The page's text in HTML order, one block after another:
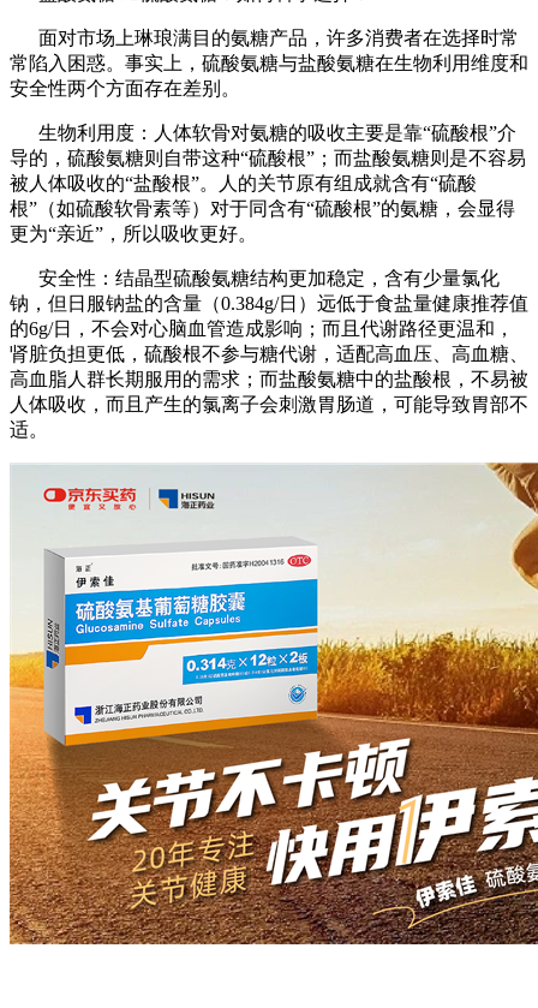
面对市场上琳琅满目的氨糖产品，许多消费者在选择时常
常陷入困惑。事实上，硫酸氨糖与盐酸氨糖在生物利用维度和
安全性两个方面存在差别。
生物利用度：人体软骨对氨糖的吸收主要是靠“硫酸根”介
导的，硫酸氨糖则自带这种“硫酸根”；而盐酸氨糖则是不容易
被人体吸收的“盐酸根”。人的关节原有组成就含有“硫酸
根”（如硫酸软骨素等）对于同含有“硫酸根”的氨糖，会显得
更为“亲近”，所以吸收更好。
安全性：结晶型硫酸氨糖结构更加稳定，含有少量氯化
钠，但日服钠盐的含量（0.384g/日）远低于食盐量健康推荐值
的6g/日，不会对心脑血管造成影响；而且代谢路径更温和，
肾脏负担更低，硫酸根不参与糖代谢，适配高血压、高血糖、
高血脂人群长期服用的需求；而盐酸氨糖中的盐酸根，不易被
人体吸收，而且产生的氯离子会刺激胃肠道，可能导致胃部不
适。